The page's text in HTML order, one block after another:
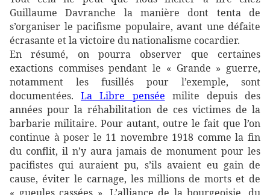
Guillaume Davranche la manière dont tenta de
s’organiser le pacifisme populaire, avant une défaite
écrasante et la victoire du nationalisme cocardier.
En résumé, on pourra observer que certaines
exactions commises pendant le « Grande » guerre,
notamment les fusillés pour l’exemple, sont
documentées.La Libre pensée milite depuis des
années pour la réhabilitation de ces victimes de la
barbarie militaire. Pour autant, outre le fait que l’on
continue à poser le 11 novembre 1918 comme la fin
du conflit, il n’y aura jamais de monument pour les
pacifistes qui auraient pu, s’ils avaient eu gain de
cause, éviter le carnage, les millions de morts et de
« gueules cassées ». L’alliance de la bourgeoisie, du